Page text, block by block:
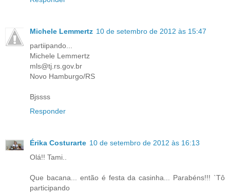
Michele Lemmertz 10 de setembro de 2012 às 15:47
partiipando...
Michele Lemmertz
mls@tj.rs.gov.br
Novo Hamburgo/RS
Bjssss
Responder
Érika Costurarte 10 de setembro de 2012 às 16:13
Olá!! Tami..
Que bacana... então é festa da casinha... Parabéns!!! `Tô
participando